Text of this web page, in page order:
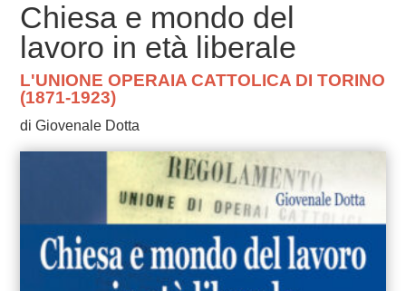
Chiesa e mondo del
lavoro in età liberale
L'UNIONE OPERAIA CATTOLICA DI TORINO
(1871-1923)
di Giovenale Dotta